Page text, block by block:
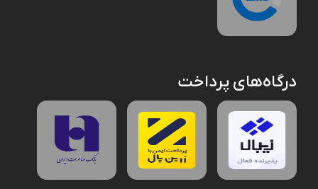
درگاه‌های پرداخت